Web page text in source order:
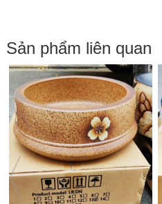
Sản phẩm liên quan